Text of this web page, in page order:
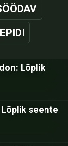
Lõplik
seente